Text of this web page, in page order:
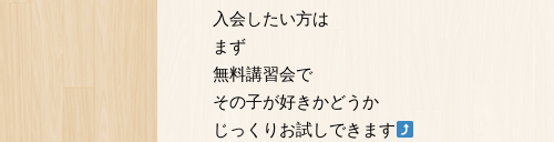
入会したい方は
まず
無料講習会で
その子が好きかどうか
じっくりお試しできます